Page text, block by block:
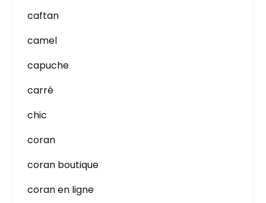
caftan
camel
capuche
carré
chic
coran
coran boutique
coran en ligne